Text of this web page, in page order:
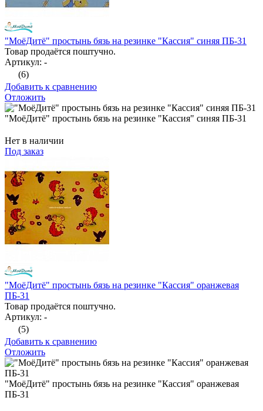
"МоёДитё" простынь бязь на резинке "Кассия" синяя ПБ-31
Товар продаётся поштучно.
Артикул: -
(6)
Добавить к сравнению
Отложить
"МоёДитё" простынь бязь на резинке "Кассия" синяя ПБ-31
Нет в наличии
Под заказ
"МоёДитё" простынь бязь на резинке "Кассия" оранжевая
ПБ-31
Товар продаётся поштучно.
Артикул: -
(5)
Добавить к сравнению
Отложить
"МоёДитё" простынь бязь на резинке "Кассия" оранжевая
ПБ-31